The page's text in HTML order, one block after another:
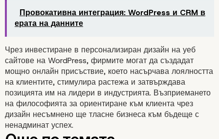
Подобрена сигурност:
Провокативна интеграция: WordPress и CRM в
ерата на данните
Чрез инвестиране в персонализиран дизайн на уеб
сайтове на WordPress, фирмите могат да създадат
мощно онлайн присъствие, което насърчава лоялността
на клиентите, стимулира растежа и затвърждава
позицията им на лидери в индустрията. Възприемането
на философията за ориентиране към клиента чрез
дизайн несъмнено ще тласне бизнеса към бъдеще с
ненадминат успех.